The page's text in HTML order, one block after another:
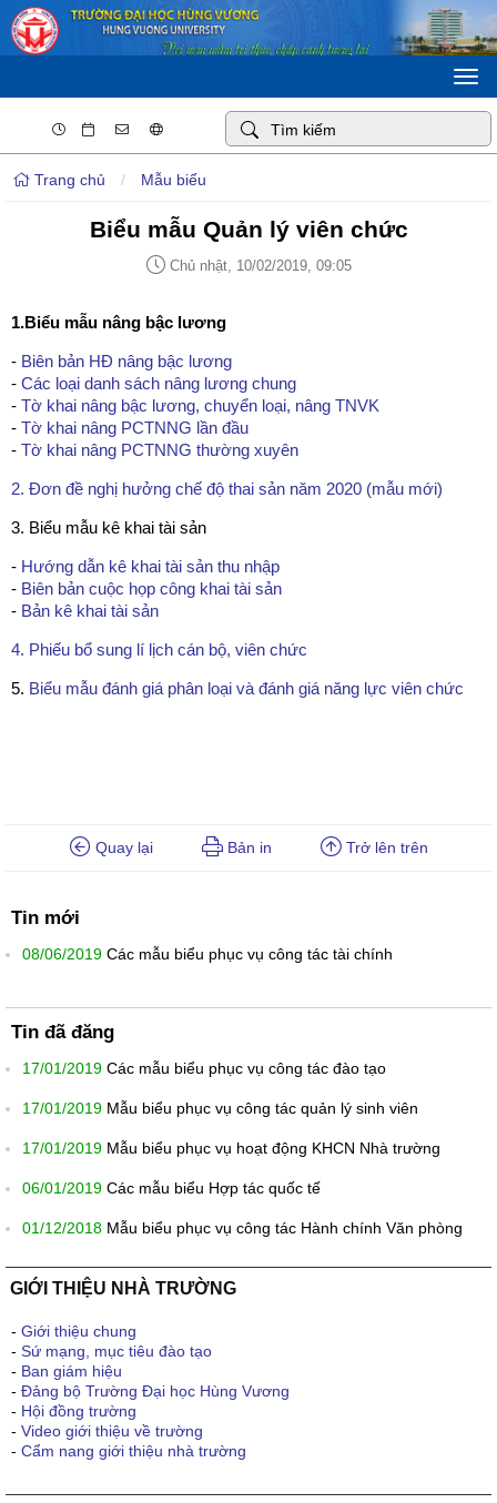
Trang chủ / Mẫu biểu
Biểu mẫu Quản lý viên chức
Chủ nhật, 10/02/2019, 09:05
1.Biểu mẫu nâng bậc lương
- Biên bản HĐ nâng bậc lương
- Các loại danh sách nâng lương chung
- Tờ khai nâng bậc lương, chuyển loại, nâng TNVK
- Tờ khai nâng PCTNNG lần đầu
- Tờ khai nâng PCTNNG thường xuyên
2. Đơn đề nghị hưởng chế độ thai sản năm 2020 (mẫu mới)
3. Biểu mẫu kê khai tài sản
- Hướng dẫn kê khai tài sản thu nhập
- Biên bản cuộc họp công khai tài sản
- Bản kê khai tài sản
4. Phiếu bổ sung lí lịch cán bộ, viên chức
5. Biểu mẫu đánh giá phân loại và đánh giá năng lực viên chức
Quay lại Bản in Trở lên trên
Tin mới
08/06/2019 Các mẫu biểu phục vụ công tác tài chính
Tin đã đăng
17/01/2019 Các mẫu biểu phục vụ công tác đào tạo
17/01/2019 Mẫu biểu phục vụ công tác quản lý sinh viên
17/01/2019 Mẫu biểu phục vụ hoạt động KHCN Nhà trường
06/01/2019 Các mẫu biểu Hợp tác quốc tế
01/12/2018 Mẫu biểu phục vụ công tác Hành chính Văn phòng
GIỚI THIỆU NHÀ TRƯỜNG
- Giới thiệu chung
- Sứ mạng, mục tiêu đào tạo
- Ban giám hiệu
- Đảng bộ Trường Đại học Hùng Vương
- Hội đồng trường
- Video giới thiệu về trường
- Cẩm nang giới thiệu nhà trường